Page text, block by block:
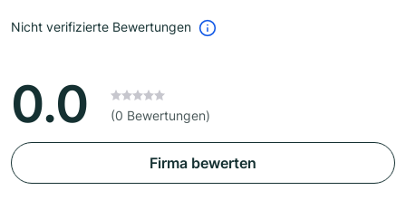
Nicht verifizierte Bewertungen
0.0 (0 Bewertungen)
Firma bewerten